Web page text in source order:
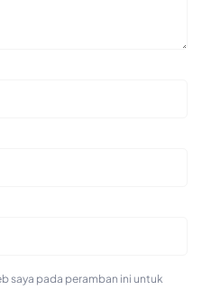
saya pada peramban ini untuk